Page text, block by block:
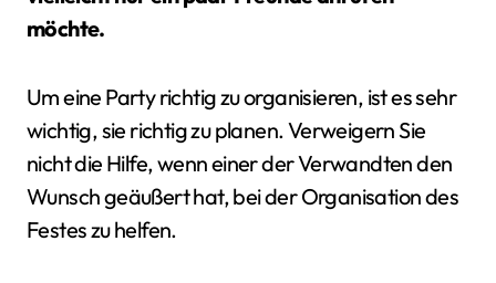
möchte.
Um eine Party richtig zu organisieren, ist es sehr
wichtig, sie richtig zu planen. Verweigern Sie
nicht die Hilfe, wenn einer der Verwandten den
Wunsch geäußert hat, bei der Organisation des
Festes zu helfen.